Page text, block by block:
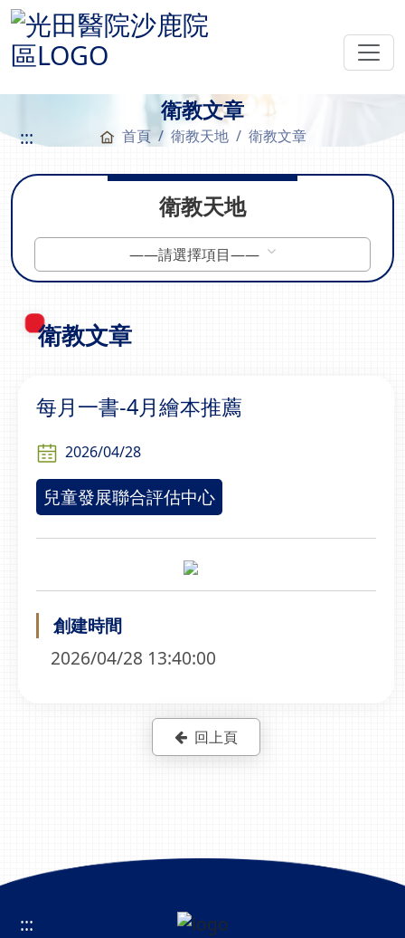
衛教文章
::: 首頁 衛教天地 衛教文章
衛教天地
——請選擇項目——
衛教文章
每月一書-4月繪本推薦
2026/04/28
兒童發展聯合評估中心
創建時間
2026/04/28 13:40:00
回上頁
:::